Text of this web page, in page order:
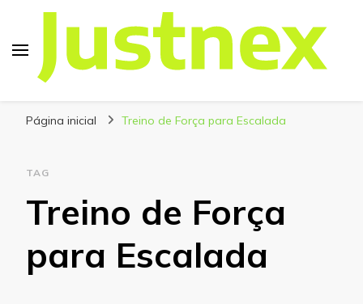
Página inicial Treino de Força para Escalada
TAG
Treino de Força
para Escalada